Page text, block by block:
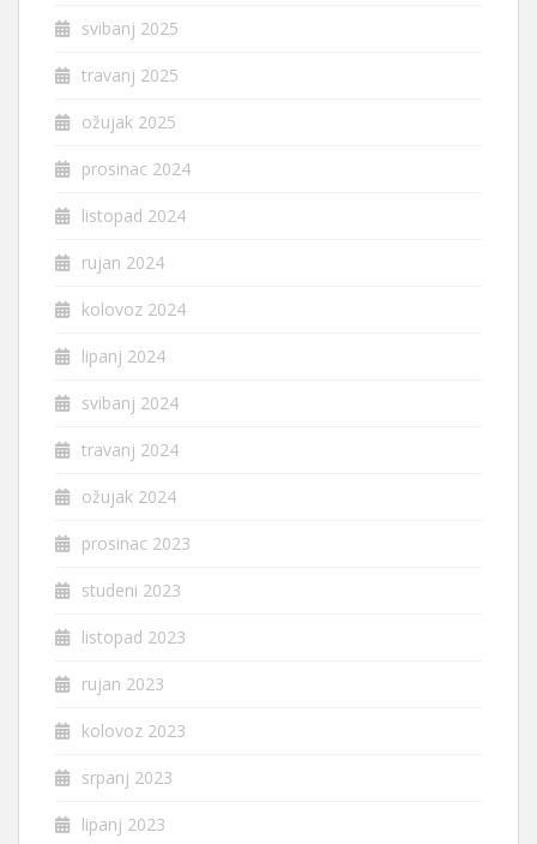
svibanj 2025
travanj 2025
ožujak 2025
prosinac 2024
listopad 2024
rujan 2024
kolovoz 2024
lipanj 2024
svibanj 2024
travanj 2024
ožujak 2024
prosinac 2023
studeni 2023
listopad 2023
rujan 2023
kolovoz 2023
srpanj 2023
lipanj 2023